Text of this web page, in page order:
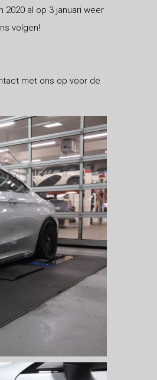
2020 al op 3 januari weer
volgen!
met ons op voor de